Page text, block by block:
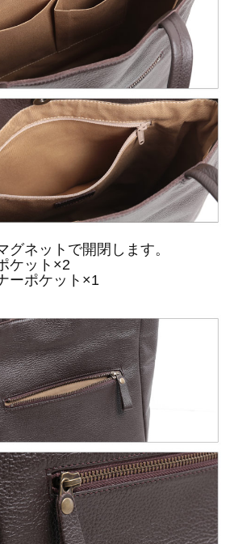
グネットで開閉します。
ケット×2
ーポケット×1